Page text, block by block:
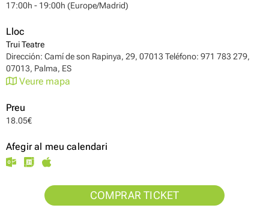
17:00h - 19:00h (Europe/Madrid)
Lloc
Trui Teatre
Dirección: Camí de son Rapinya, 29, 07013 Teléfono: 971 783 279,
07013, Palma, ES
Veure mapa
Preu
18.05€
Afegir al meu calendari
COMPRAR TICKET